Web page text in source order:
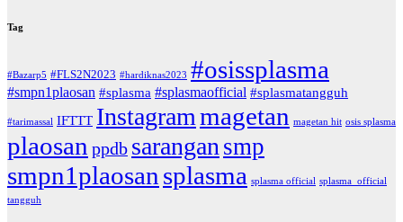
Tag
#Bazarp5 #FLS2N2023 #hardiknas2023 #osissplasma
#smpn1plaosan #splasma #splasmaofficial #splasmatangguh
#tarimassal IFTTT Instagrammagetan magetan hit osis splasma
plaosan ppdb sarangan smp
smpn1plaosan splasma splasma official splasma_official
tangguh